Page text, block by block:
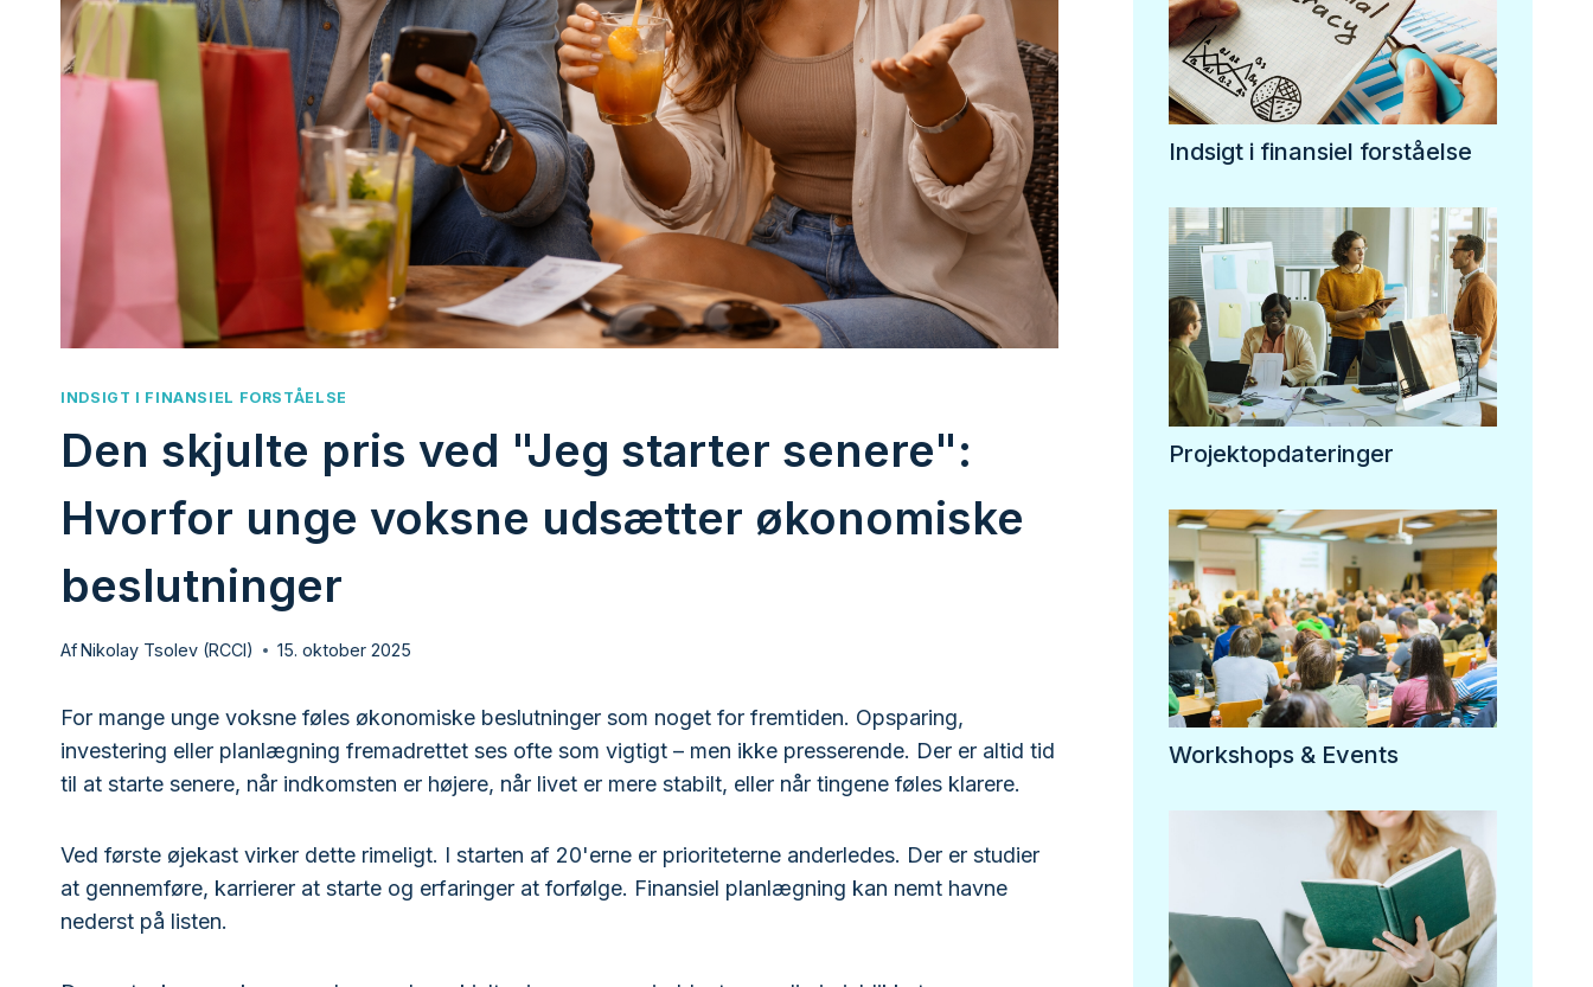
INDSIGT I FINANSIEL FORSTÅELSE
Den skjulte pris ved "Jeg starter senere":
Hvorfor unge voksne udsætter økonomiske
beslutninger
AfNikolay Tsolev (RCCI) 15. oktober 2025
For mange unge voksne føles økonomiske beslutninger som noget for fremtiden. Opsparing,
investering eller planlægning fremadrettet ses ofte som vigtigt – men ikke presserende. Der er altid tid
til at starte senere, når indkomsten er højere, når livet er mere stabilt, eller når tingene føles klarere.
Ved første øjekast virker dette rimeligt. I starten af 20'erne er prioriteterne anderledes. Der er studier
at gennemføre, karrierer at starte og erfaringer at forfølge. Finansiel planlægning kan nemt havne
nederst på listen.
Indsigt i finansiel forståelse
Projektopdateringer
Workshops & Events